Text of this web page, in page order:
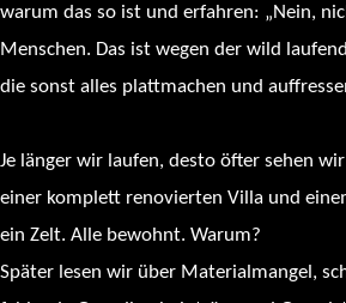
warum das so ist und erfahren: „Nein,
Menschen. Das ist wegen der wild
die sonst alles plattmachen und
Je länger wir laufen, desto öfter sehen
einer komplett renovierten Villa und
ein Zelt. Alle bewohnt. Warum?
Später lesen wir über Materialmangel,